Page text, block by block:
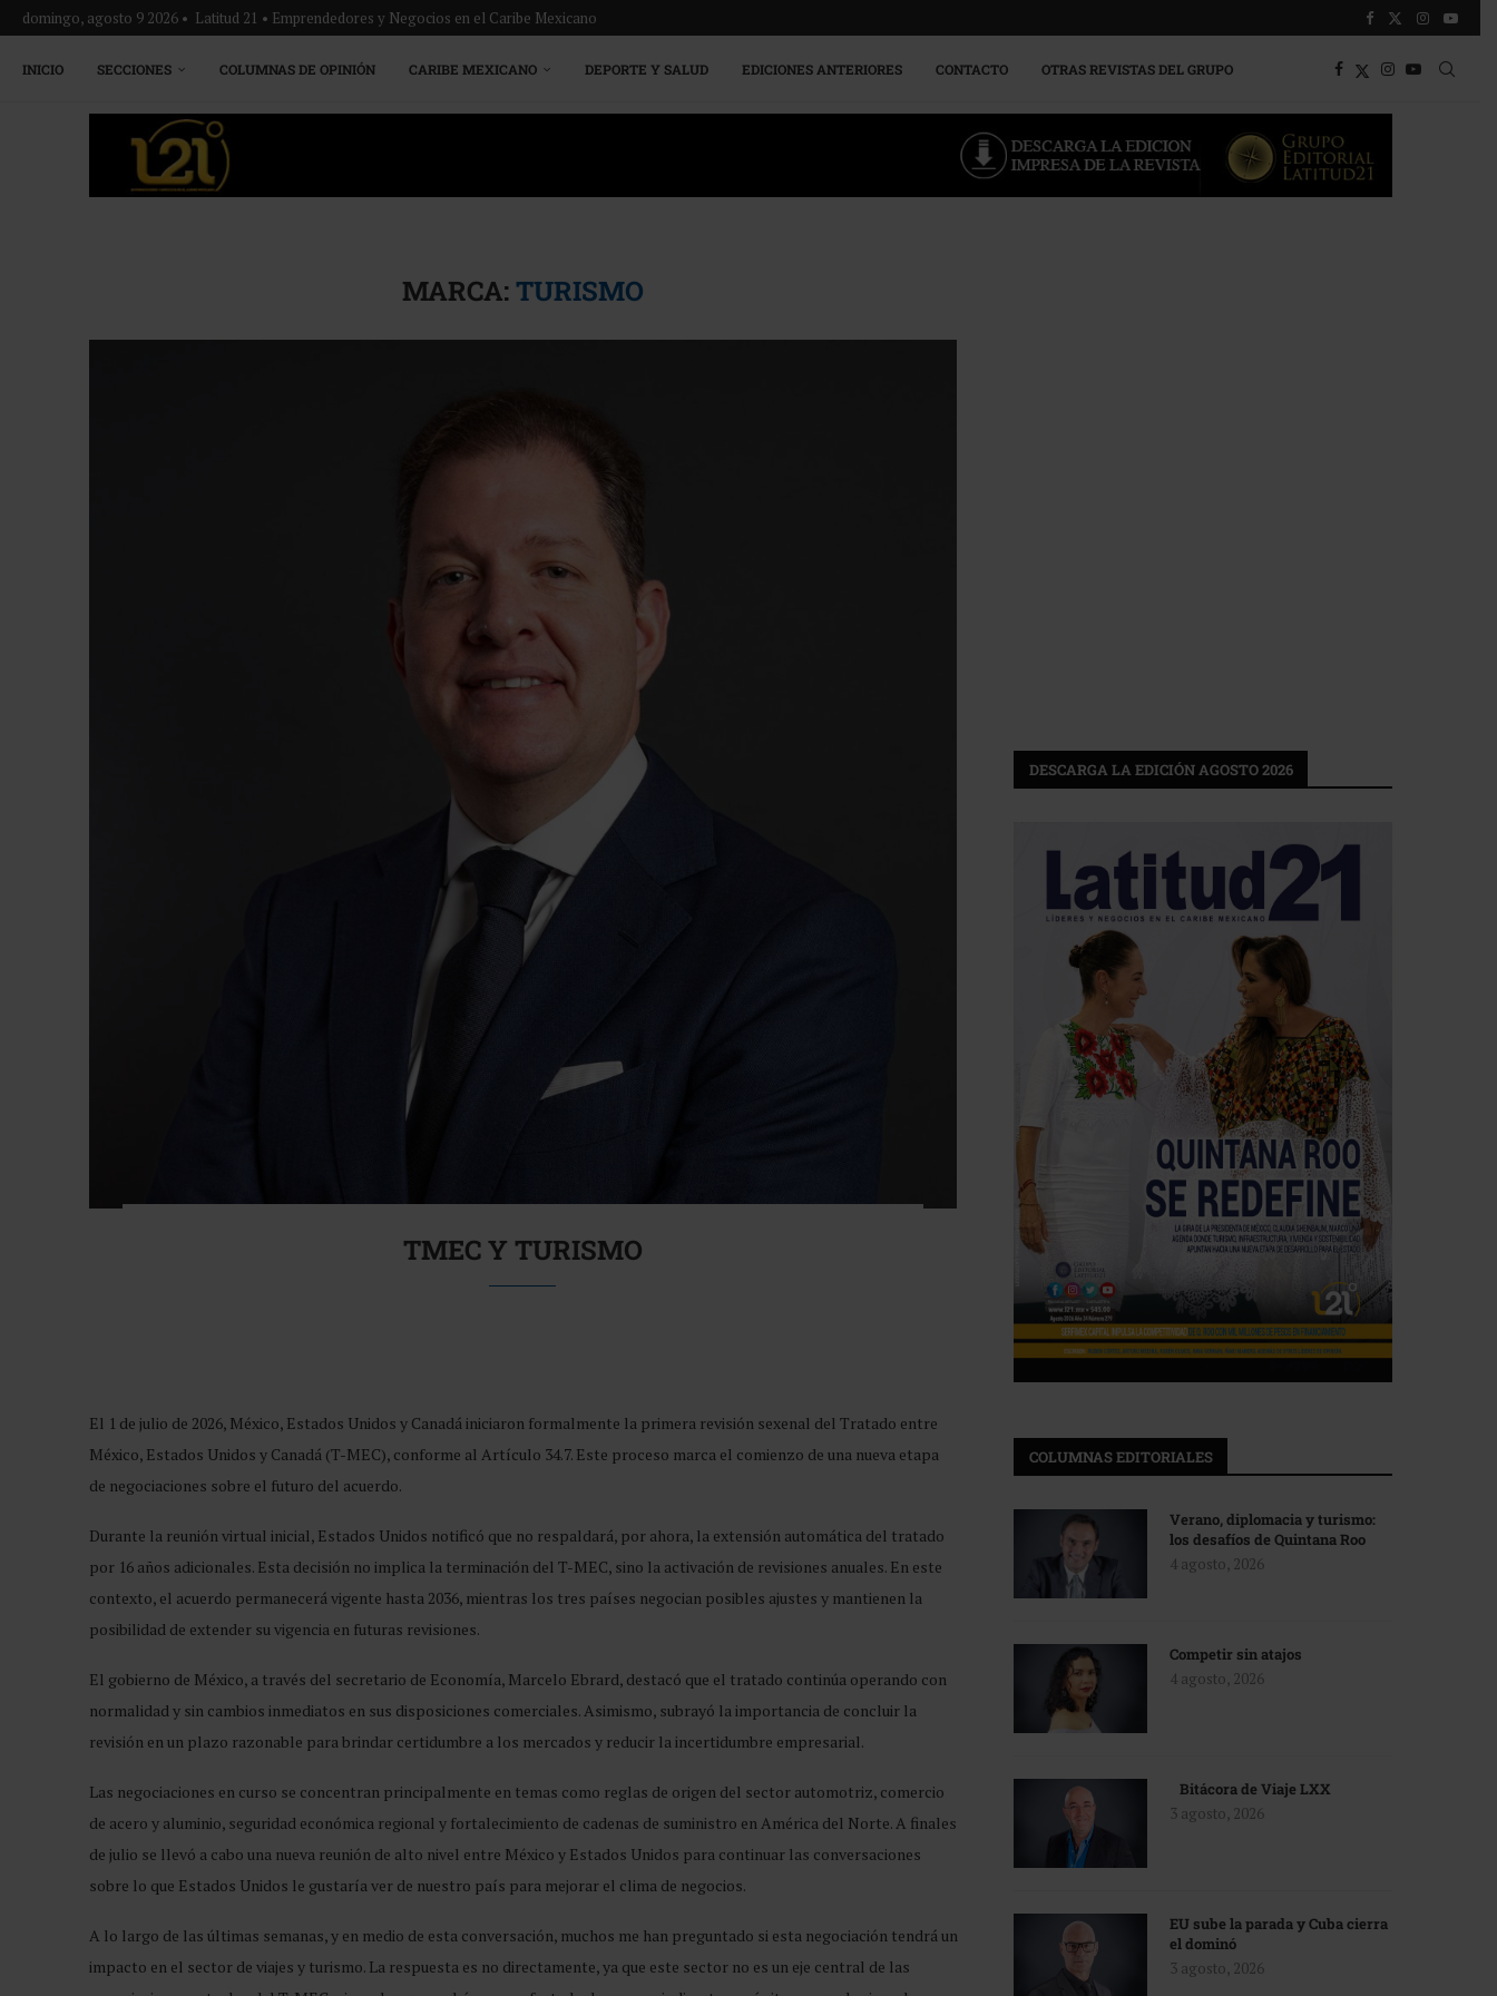
domingo, agosto 9 2026 • Latitud 21 • Emprendedores y Negocios en el Caribe Mexicano
INICIO SECCIONES COLUMNAS DE OPINIÓN CARIBE MEXICANO DEPORTE Y SALUD EDICIONES ANTERIORES CONTACTO OTRAS REVISTAS DEL GRUPO
MARCA:TURISMO
TMEC Y TURISMO
El 1 de julio de 2026, México, Estados Unidos y Canadá iniciaron formalmente la primera revisión sexenal del Tratado entre
México, Estados Unidos y Canadá (T-MEC), conforme al Artículo 34.7. Este proceso marca el comienzo de una nueva etapa
de negociaciones sobre el futuro del acuerdo.
Durante la reunión virtual inicial, Estados Unidos notificó que no respaldará, por ahora, la extensión automática del tratado
por 16 años adicionales. Esta decisión no implica la terminación del T-MEC, sino la activación de revisiones anuales. En este
contexto, el acuerdo permanecerá vigente hasta 2036, mientras los tres países negocian posibles ajustes y mantienen la
posibilidad de extender su vigencia en futuras revisiones.
El gobierno de México, a través del secretario de Economía, Marcelo Ebrard, destacó que el tratado continúa operando con
normalidad y sin cambios inmediatos en sus disposiciones comerciales. Asimismo, subrayó la importancia de concluir la
revisión en un plazo razonable para brindar certidumbre a los mercados y reducir la incertidumbre empresarial.
Las negociaciones en curso se concentran principalmente en temas como reglas de origen del sector automotriz, comercio
de acero y aluminio, seguridad económica regional y fortalecimiento de cadenas de suministro en América del Norte. A finales
de julio se llevó a cabo una nueva reunión de alto nivel entre México y Estados Unidos para continuar las conversaciones
sobre lo que Estados Unidos le gustaría ver de nuestro país para mejorar el clima de negocios.
A lo largo de las últimas semanas, y en medio de esta conversación, muchos me han preguntado si esta negociación tendrá un
impacto en el sector de viajes y turismo. La respuesta es no directamente, ya que este sector no es un eje central de las
DESCARGA LA EDICIÓN AGOSTO 2026
COLUMNAS EDITORIALES
Verano, diplomacia y turismo:
los desafíos de Quintana Roo
4 agosto, 2026
Competir sin atajos
4 agosto, 2026
Bitácora de Viaje LXX
3 agosto, 2026
EU sube la parada y Cuba cierra
el dominó
3 agosto, 2026